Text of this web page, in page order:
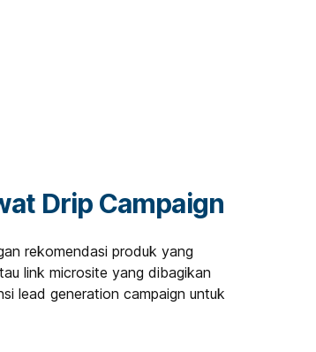
Drip Campaign
rekomendasi produk yang
link microsite yang dibagikan
lead generation campaign untuk